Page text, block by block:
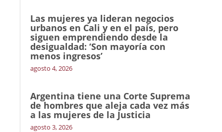
Las mujeres ya lideran negocios
urbanos en Cali y en el país, pero
siguen emprendiendo desde la
desigualdad: ‘Son mayoría con
menos ingresos’
agosto 4, 2026
Argentina tiene una Corte Suprema
de hombres que aleja cada vez más
a las mujeres de la Justicia
agosto 3, 2026